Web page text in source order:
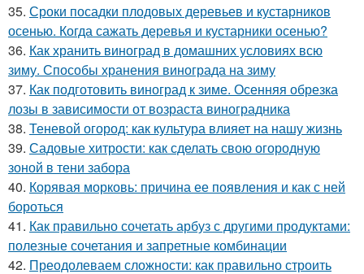
35. Сроки посадки плодовых деревьев и кустарников
осенью. Когда сажать деревья и кустарники осенью?
36. Как хранить виноград в домашних условиях всю
зиму. Способы хранения винограда на зиму
37. Как подготовить виноград к зиме. Осенняя обрезка
лозы в зависимости от возраста виноградника
38. Теневой огород: как культура влияет на нашу жизнь
39. Садовые хитрости: как сделать свою огородную
зоной в тени забора
40. Корявая морковь: причина ее появления и как с ней
бороться
41. Как правильно сочетать арбуз с другими продуктами:
полезные сочетания и запретные комбинации
42. Преодолеваем сложности: как правильно строить